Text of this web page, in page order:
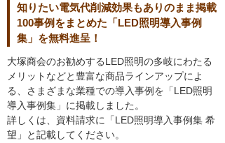
知りたい電気代削減効果もありのまま掲載
100事例をまとめた「LED照明導入事例
集」を無料進呈！
大塚商会のお勧めするLED照明の多岐にわたる
メリットなどと豊富な商品ラインアップによ
る、さまざまな業種での導入事例を「LED照明
導入事例集」に掲載しました。
詳しくは、資料請求に「LED照明導入事例集 希
望」と記載してください。